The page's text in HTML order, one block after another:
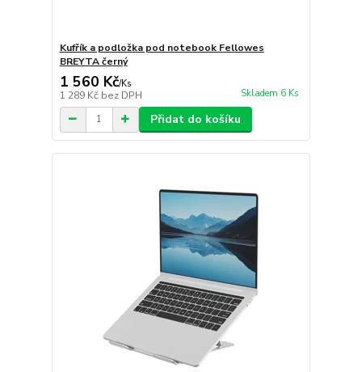
Kufřík a podložka pod notebook Fellowes
BREYTA černý
1 560 Kč/Ks
1 289 Kč bez DPH Skladem 6 Ks
Přidat do košíku